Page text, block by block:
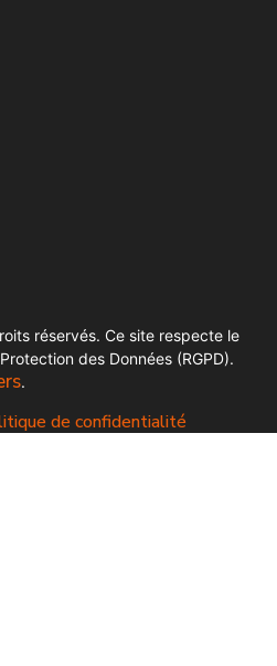
réservés. Ce site respecte le
des Données (RGPD).
.
de confidentialité